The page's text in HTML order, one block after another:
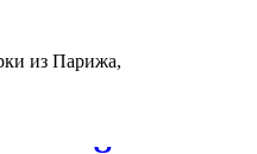
из Парижа,